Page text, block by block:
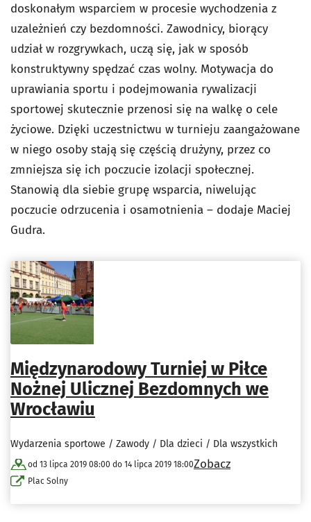
doskonałym wsparciem w procesie wychodzenia z
uzależnień czy bezdomności. Zawodnicy, biorący
udział w rozgrywkach, uczą się, jak w sposób
konstruktywny spędzać czas wolny. Motywacja do
uprawiania sportu i podejmowania rywalizacji
sportowej skutecznie przenosi się na walkę o cele
życiowe. Dzięki uczestnictwu w turnieju zaangażowane
w niego osoby stają się częścią drużyny, przez co
zmniejsza się ich poczucie izolacji społecznej.
Stanowią dla siebie grupę wsparcia, niwelując
poczucie odrzucenia i osamotnienia – dodaje Maciej
Gudra.
Międzynarodowy Turniej w Piłce
Nożnej Ulicznej Bezdomnych we
Wrocławiu
Wydarzenia sportowe / Zawody / Dla dzieci / Dla wszystkich
od 13 lipca 2019 08:00 do 14 lipca 2019 18:00
Plac Solny
Zobacz